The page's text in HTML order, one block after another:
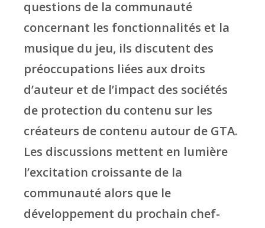
questions de la communauté
concernant les fonctionnalités et la
musique du jeu, ils discutent des
préoccupations liées aux droits
d’auteur et de l’impact des sociétés
de protection du contenu sur les
créateurs de contenu autour de GTA.
Les discussions mettent en lumière
l’excitation croissante de la
communauté alors que le
développement du prochain chef-